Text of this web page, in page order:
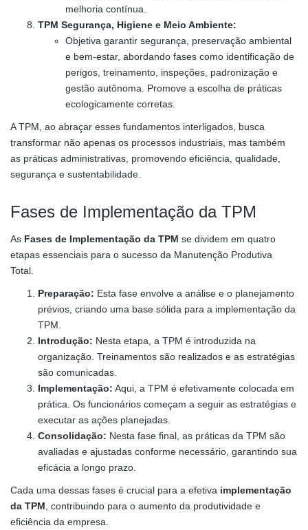
melhoria contínua.
TPM Segurança, Higiene e Meio Ambiente:
Objetiva garantir segurança, preservação ambiental
e bem-estar, abordando fases como identificação de
perigos, treinamento, inspeções, padronização e
gestão autônoma. Promove a escolha de práticas
ecologicamente corretas.
A TPM, ao abraçar esses fundamentos interligados, busca
transformar não apenas os processos industriais, mas também
as práticas administrativas, promovendo eficiência, qualidade,
segurança e sustentabilidade.
Fases de Implementação da TPM
As Fases de Implementação da TPM se dividem em quatro
etapas essenciais para o sucesso da Manutenção Produtiva
Total.
Preparação: Esta fase envolve a análise e o planejamento
prévios, criando uma base sólida para a implementação da
TPM.
Introdução: Nesta etapa, a TPM é introduzida na
organização. Treinamentos são realizados e as estratégias
são comunicadas.
Implementação: Aqui, a TPM é efetivamente colocada em
prática. Os funcionários começam a seguir as estratégias e
executar as ações planejadas.
Consolidação: Nesta fase final, as práticas da TPM são
avaliadas e ajustadas conforme necessário, garantindo sua
eficácia a longo prazo.
Cada uma dessas fases é crucial para a efetiva implementação
da TPM , contribuindo para o aumento da produtividade e
eficiência da empresa.